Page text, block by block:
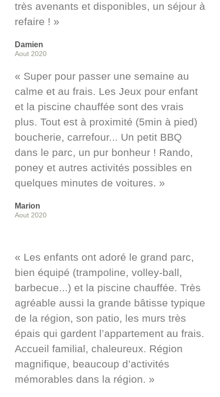
très avenants et disponibles, un séjour à
refaire ! »
Damien
Aout 2020
« Super pour passer une semaine au
calme et au frais. Les Jeux pour enfant
et la piscine chauffée sont des vrais
plus. Tout est à proximité (5min à pied)
boucherie, carrefour... Un petit BBQ
dans le parc, un pur bonheur ! Rando,
poney et autres activités possibles en
quelques minutes de voitures. »
Marion
Aout 2020
« Les enfants ont adoré le grand parc,
bien équipé (trampoline, volley-ball,
barbecue...) et la piscine chauffée. Très
agréable aussi la grande bâtisse typique
de la région, son patio, les murs très
épais qui gardent l’appartement au frais.
Accueil familial, chaleureux. Région
magnifique, beaucoup d’activités
mémorables dans la région. »